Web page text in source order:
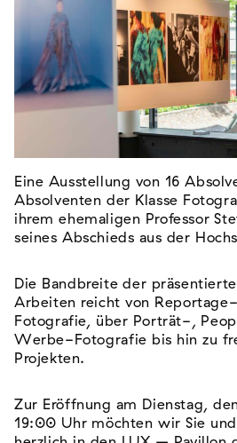
Eine Ausstellung von 16
Absolventen der Klasse
ihrem ehemaligen Professor
seines Abschieds aus der
Die Bandbreite der
Arbeiten reicht von
Fotografie, über Porträt-,
Werbe-Fotografie bis hin zu
Projekten.
Zur Eröffnung am Dienstag,
19:00 Uhr möchten wir Sie